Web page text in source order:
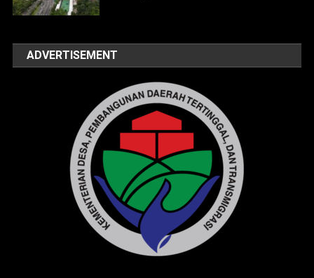
ADVERTISEMENT